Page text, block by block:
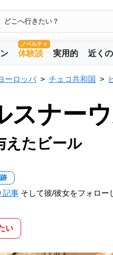
ノベルティ
体験談 実用的 近く
ーロッパ チェコ共和国
スナー
えたビール
記事 そして彼/彼女をフォロー
い